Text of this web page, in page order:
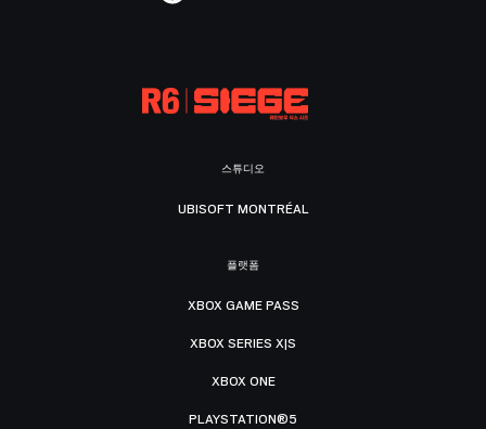
스튜디오
UBISOFT MONTRÉAL
플랫폼
XBOX GAME PASS
XBOX SERIES X|S
XBOX ONE
PLAYSTATION®5